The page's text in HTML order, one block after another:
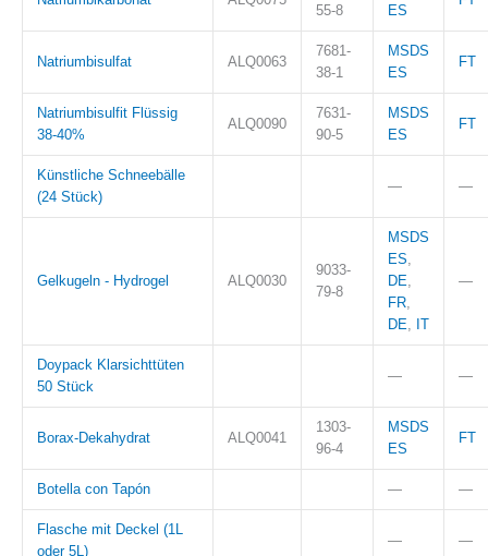
55-8
ES
Natriumbisulfat ALQ0063
7681-
38-1
MSDS
ES
FT
Natriumbisulfit Flüssig
38-40%
ALQ0090
7631-
90-5
MSDS
ES
FT
Künstliche Schneebälle
(24 Stück)
— —
Gelkugeln - Hydrogel ALQ0030
9033-
79-8
MSDS
ES,
DE,
FR,
DE, IT
—
Doypack Klarsichttüten
50 Stück
— —
Borax-Dekahydrat ALQ0041
1303-
96-4
MSDS
ES
FT
Botella con Tapón — —
Flasche mit Deckel (1L
oder 5L)
— —